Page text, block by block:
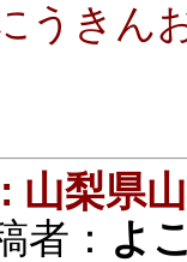
うきん
山梨県
者： よ